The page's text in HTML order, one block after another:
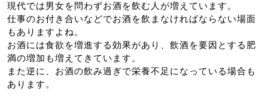
現代では男女を問わずお酒を飲む人が増えています。
仕事のお付き合いなどでお酒を飲まなければならない場面
もありますよね。
お酒には食欲を増進する効果があり、飲酒を要因とする肥
満の増加も増えてきています。
また逆に、お酒の飲み過ぎで栄養不足になっている場合も
あります。